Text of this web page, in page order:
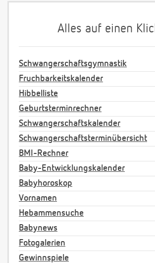
Alles auf einen
Schwangerschaftsgymnastik
Fruchbarkeitskalender
Hibbelliste
Geburtsterminrechner
Schwangerschaftskalender
Schwangerschaftsterminübersicht
BMI-Rechner
Baby-Entwicklungskalender
Babyhoroskop
Vornamen
Hebammensuche
Babynews
Fotogalerien
Gewinnspiele